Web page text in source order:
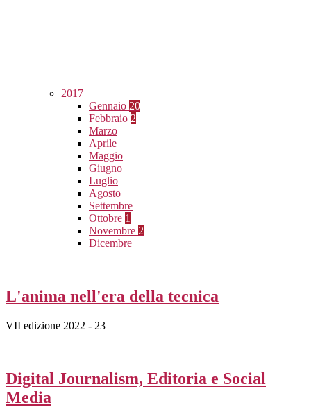
2017
Gennaio 20
Febbraio 2
Marzo
Aprile
Maggio
Giugno
Luglio
Agosto
Settembre
Ottobre 1
Novembre 2
Dicembre
L'anima nell'era della tecnica
VII edizione 2022 - 23
Digital Journalism, Editoria e Social
Media